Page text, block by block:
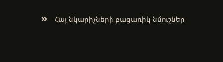
Հայ նկարիչների բացառիկ նմուշներ